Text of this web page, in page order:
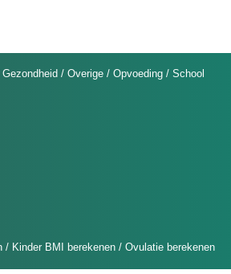
Gezondheid / Overige / Opvoeding / School
/ Kinder BMI berekenen / Ovulatie berekenen